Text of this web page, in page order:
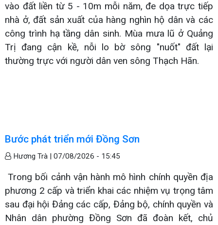
vào đất liền từ 5 - 10m mỗi năm, đe dọa trực tiếp
nhà ở, đất sản xuất của hàng nghìn hộ dân và các
công trình hạ tầng dân sinh. Mùa mưa lũ ở Quảng
Trị đang cận kề, nỗi lo bờ sông "nuốt" đất lại
thường trực với người dân ven sông Thạch Hãn.
Bước phát triển mới Đồng Sơn
Hương Trà | 07/08/2026 - 15:45
Trong bối cảnh vận hành mô hình chính quyền địa
phương 2 cấp và triển khai các nhiệm vụ trọng tâm
sau đại hội Đảng các cấp, Đảng bộ, chính quyền và
Nhân dân phường Đồng Sơn đã đoàn kết, chủ